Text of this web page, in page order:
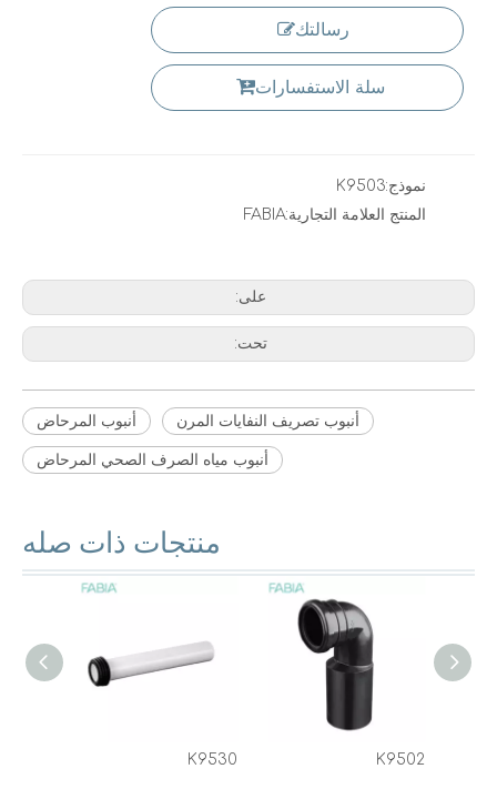
رسالتك
سلة الاستفسارات
نموذج:K9503
المنتج العلامة التجارية:FABIA
على:
تحت:
أنبوب المرحاض أنبوب تصريف النفايات المرن
أنبوب مياه الصرف الصحي المرحاض
منتجات ذات صله
K9530 K9502